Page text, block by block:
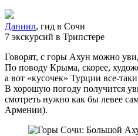
Даниил, гид в Сочи
7 экскурсий в Трипстере
Говорят, с горы Ахун можно
По поводу Крыма, скорее,
а вот «кусочек» Турции все-
В хорошую погоду получится
смотреть нужно как бы левее
Армении).